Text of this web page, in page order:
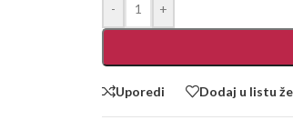
- +
Uporedi Dodaj u listu